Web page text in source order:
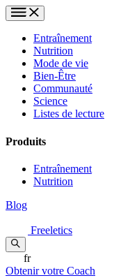
Entraînement
Nutrition
Mode de vie
Bien-Être
Communauté
Science
Listes de lecture
Produits
Entraînement
Nutrition
Blog
Freeletics
fr
Obtenir votre Coach